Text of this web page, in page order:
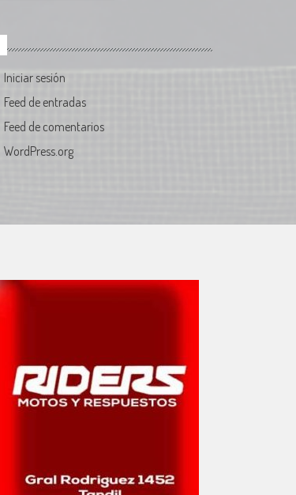
Iniciar sesión
Feed de entradas
Feed de comentarios
WordPress.org